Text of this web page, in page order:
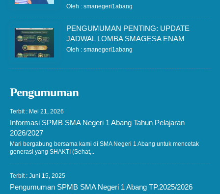
Oleh : smanegeri1abang
PENGUMUMAN PENTING: UPDATE
JADWAL LOMBA SMAGESA ENAM
Oleh : smanegeri1abang
Pengumuman
Terbit : Mei 21, 2026
Informasi SPMB SMA Negeri 1 Abang Tahun Pelajaran
2026/2027
Mari bergabung bersama kami di SMA Negeri 1 Abang untuk mencetak
generasi yang SHAKTI (Sehat,..
Terbit : Juni 15, 2025
Pengumuman SPMB SMA Negeri 1 Abang TP.2025/2026